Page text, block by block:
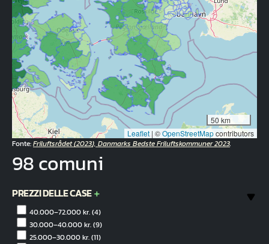
PREZZI DELLE CASE
40.000–72.000 kr.(4)
30.000–40.000 kr.(9)
25.000–30.000 kr.(11)
50 km
Leaflet | ©OpenStreetMapcontributors
Fonte:Friluftsrådet (2023), Danmarks Bedste Friluftskommuner 2023.
98 comuni